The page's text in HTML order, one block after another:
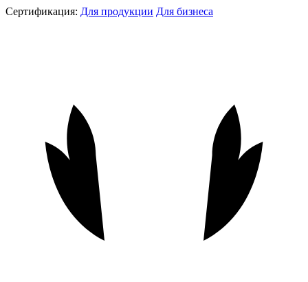
Сертификация: Для продукции Для бизнеса